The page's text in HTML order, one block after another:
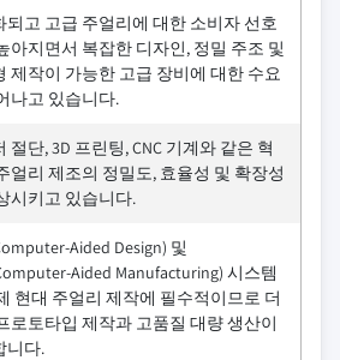
되고 고급 주얼리에 대한 소비자 선호
아지면서 복잡한 디자인, 정밀 주조 및
제작이 가능한 고급 장비에 대한 수요
나고 있습니다.
절단, 3D 프린팅, CNC 기계와 같은 혁
얼리 제조의 정밀도, 효율성 및 확장성
시키고 있습니다.
Aided Design) 및
Aided Manufacturing) 시스템
현대 주얼리 제작에 필수적이므로 더
로토타입 제작과 고품질 대량 생산이
니다.